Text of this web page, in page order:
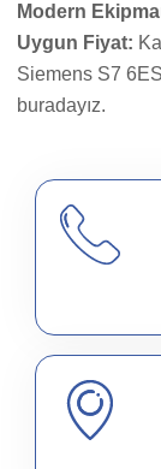
Modern
Uygun Fiyat:
Siemens S7
buradayız.